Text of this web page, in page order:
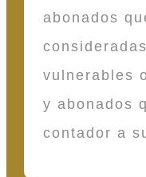
abonados
vulnerables
y abonados
contador a